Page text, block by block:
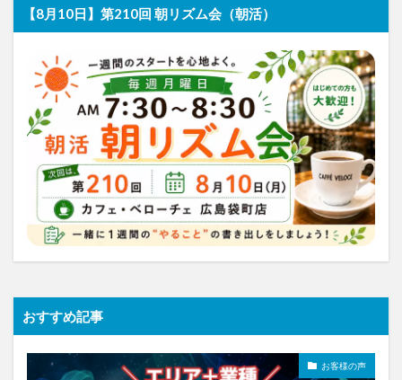
【8月10日】第210回 朝リズム会（朝活）
おすすめ記事
お客様の声